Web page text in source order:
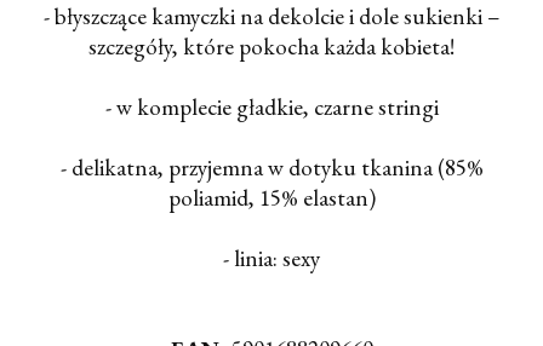
- błyszczące kamyczki na dekolcie i dole sukienki –
szczegóły, które pokocha każda kobieta!
- w komplecie gładkie, czarne stringi
- delikatna, przyjemna w dotyku tkanina (85%
poliamid, 15% elastan)
- linia: sexy